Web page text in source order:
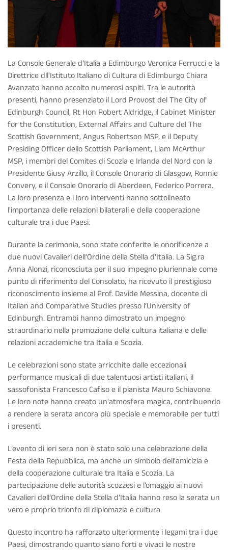
La Console Generale d’Italia a Edimburgo Veronica Ferrucci e la
Direttrice dll'Istituto Italiano di Cultura di Edimburgo Chiara
Avanzato hanno accolto numerosi ospiti. Tra le autorità
presenti, hanno presenziato il Lord Provost del The City of
Edinburgh Council, Rt Hon Robert Aldridge, il Cabinet Minister
for the Constitution, External Affairs and Culture del The
Scottish Government, Angus Robertson MSP, e il Deputy
Presiding Officer dello Scottish Parliament, Liam McArthur
MSP, i membri del Comites di Scozia e Irlanda del Nord con la
Presidente Giusy Arzillo, il Console Onorario di Glasgow, Ronnie
Convery, e il Console Onorario di Aberdeen, Federico Porrera.
La loro presenza e i loro interventi hanno sottolineato
l'importanza delle relazioni bilaterali e della cooperazione
culturale tra i due Paesi.
Durante la cerimonia, sono state conferite le onorificenze a
due nuovi Cavalieri dell’Ordine della Stella d’Italia. La Sig.ra
Anna Alonzi, riconosciuta per il suo impegno pluriennale come
punto di riferimento del Consolato, ha ricevuto il prestigioso
riconoscimento insieme al Prof. Davide Messina, docente di
Italian and Comparative Studies presso l’University of
Edinburgh. Entrambi hanno dimostrato un impegno
straordinario nella promozione della cultura italiana e delle
relazioni accademiche tra Italia e Scozia.
Le celebrazioni sono state arricchite dalle eccezionali
performance musicali di due talentuosi artisti italiani, il
sassofonista Francesco Cafiso e il pianista Mauro Schiavone.
Le loro note hanno creato un'atmosfera magica, contribuendo
a rendere la serata ancora più speciale e memorabile per tutti
i presenti.
L’evento di ieri sera non è stato solo una celebrazione della
Festa della Repubblica, ma anche un simbolo dell'amicizia e
della cooperazione culturale tra Italia e Scozia. La
partecipazione delle autorità scozzesi e l’omaggio ai nuovi
Cavalieri dell’Ordine della Stella d’Italia hanno reso la serata un
vero e proprio trionfo di diplomazia e cultura.
Questo incontro ha rafforzato ulteriormente i legami tra i due
Paesi, dimostrando quanto siano forti e vivaci le nostre